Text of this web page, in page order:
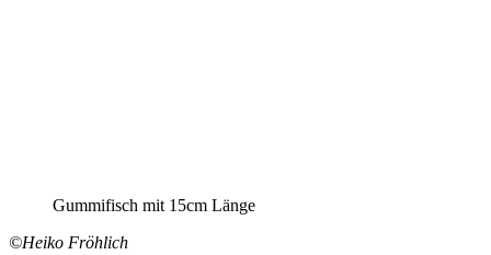
Gummifisch mit 15cm Länge
©Heiko Fröhlich